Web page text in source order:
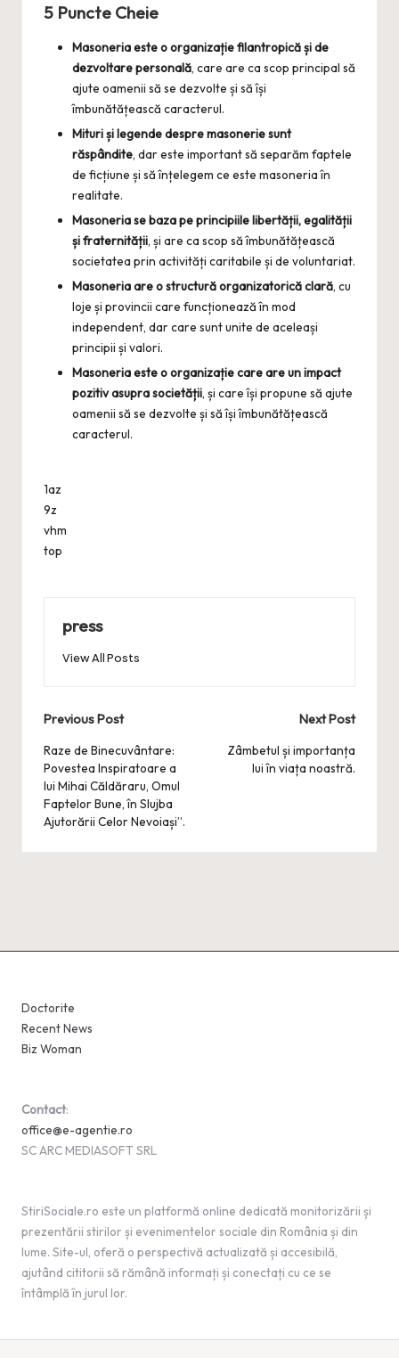
5 Puncte Cheie
Masoneria este o organizație filantropică și de
dezvoltare personală, care are ca scop principal să
ajute oamenii să se dezvolte și să își
îmbunătățească caracterul.
Mituri și legende despre masonerie sunt
răspândite, dar este important să separăm faptele
de ficțiune și să înțelegem ce este masoneria în
realitate.
Masoneria se baza pe principiile libertății, egalității
și fraternității, și are ca scop să îmbunătățească
societatea prin activități caritabile și de voluntariat.
Masoneria are o structură organizatorică clară, cu
loje și provincii care funcționează în mod
independent, dar care sunt unite de aceleași
principii și valori.
Masoneria este o organizație care are un impact
pozitiv asupra societății, și care își propune să ajute
oamenii să se dezvolte și să își îmbunătățească
caracterul.
1az
9z
vhm
top
press
View All Posts
Post
navigation
Previous Post
Raze de Binecuvântare:
Povestea Inspiratoare a
lui Mihai Căldăraru, Omul
Faptelor Bune, în Slujba
Ajutorării Celor Nevoiași”.
Next Post
Zâmbetul și importanța
lui în viața noastră.
Doctorite
Recent News
Biz Woman
Contact:
office@e-agentie.ro
SC ARC MEDIASOFT SRL
StiriSociale.ro este un platformă online dedicată monitorizării și
prezentării stirilor și evenimentelor sociale din România și din
lume. Site-ul, oferă o perspectivă actualizată și accesibilă,
ajutând cititorii să rămână informați și conectați cu ce se
întâmplă în jurul lor.